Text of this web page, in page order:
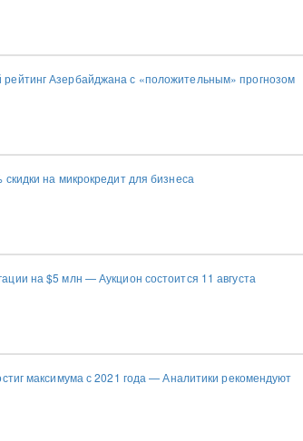
Азербайджана с «положительным» прогнозом
на микрокредит для бизнеса
на $5 млн — Аукцион состоится 11 августа
максимума с 2021 года — Аналитики рекомендуют